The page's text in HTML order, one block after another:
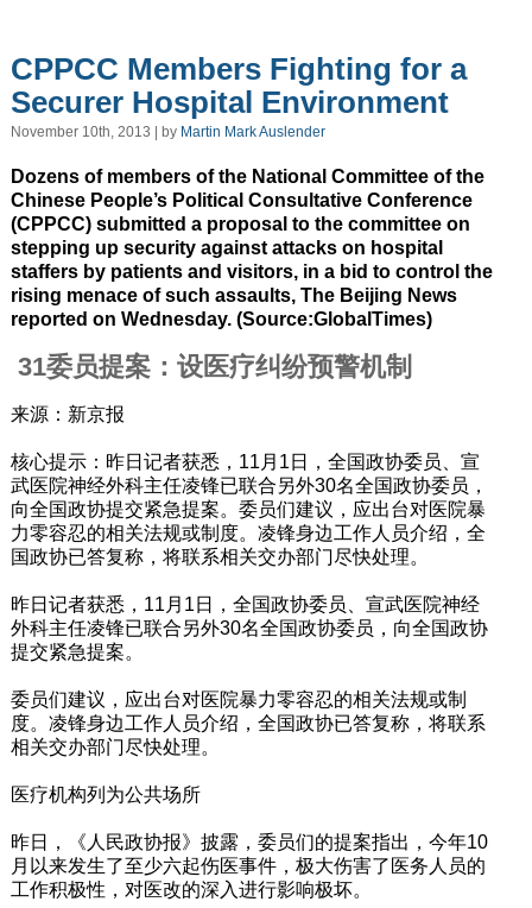
CPPCC Members Fighting for a
Securer Hospital Environment
November 10th, 2013 | by Martin Mark Auslender
Dozens of members of the National Committee of the
Chinese People’s Political Consultative Conference
(CPPCC) submitted a proposal to the committee on
stepping up security against attacks on hospital
staffers by patients and visitors, in a bid to control the
rising menace of such assaults, The Beijing News
reported on Wednesday. (Source:GlobalTimes)
31委员提案：设医疗纠纷预警机制
来源：新京报
核心提示：昨日记者获悉，11月1日，全国政协委员、宣
武医院神经外科主任凌锋已联合另外30名全国政协委员，
向全国政协提交紧急提案。委员们建议，应出台对医院暴
力零容忍的相关法规或制度。凌锋身边工作人员介绍，全
国政协已答复称，将联系相关交办部门尽快处理。
昨日记者获悉，11月1日，全国政协委员、宣武医院神经
外科主任凌锋已联合另外30名全国政协委员，向全国政协
提交紧急提案。
委员们建议，应出台对医院暴力零容忍的相关法规或制
度。凌锋身边工作人员介绍，全国政协已答复称，将联系
相关交办部门尽快处理。
医疗机构列为公共场所
昨日，《人民政协报》披露，委员们的提案指出，今年10
月以来发生了至少六起伤医事件，极大伤害了医务人员的
工作积极性，对医改的深入进行影响极坏。